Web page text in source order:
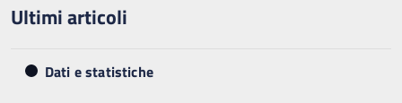
Ultimi articoli
Dati e statistiche